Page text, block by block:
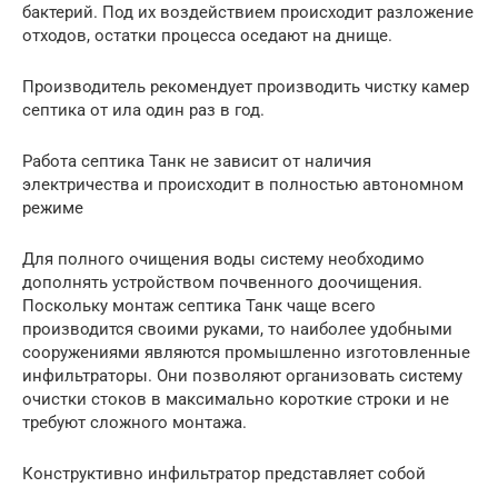
бактерий. Под их воздействием происходит разложение
отходов, остатки процесса оседают на днище.
Производитель рекомендует производить чистку камер
септика от ила один раз в год.
Работа септика Танк не зависит от наличия
электричества и происходит в полностью автономном
режиме
Для полного очищения воды систему необходимо
дополнять устройством почвенного доочищения.
Поскольку монтаж септика Танк чаще всего
производится своими руками, то наиболее удобными
сооружениями являются промышленно изготовленные
инфильтраторы. Они позволяют организовать систему
очистки стоков в максимально короткие строки и не
требуют сложного монтажа.
Конструктивно инфильтратор представляет собой